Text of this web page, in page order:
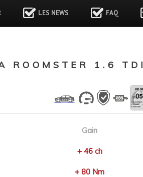
LES NEWS FAQ
ROOMSTER 1.6 TDI
Gain
+ 46 ch
+ 80 Nm